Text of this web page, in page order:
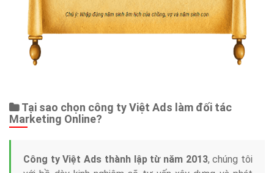
Tại sao chọn công ty Việt Ads làm đối tác
Marketing Online?
Công ty Việt Ads thành lập từ năm 2013, chúng tôi